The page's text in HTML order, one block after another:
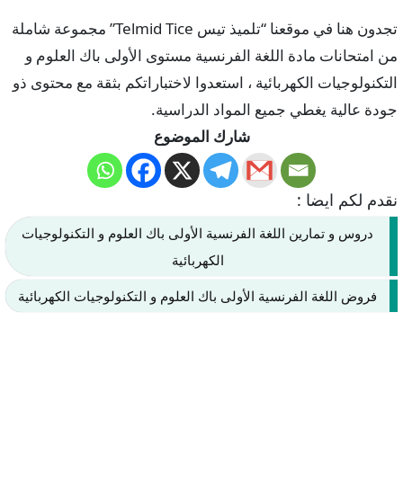
تجدون هنا في موقعنا “تلميذ تيس Telmid Tice” مجموعة شاملة
من امتحانات مادة اللغة الفرنسية مستوى الأولى باك العلوم و
التكنولوجيات الكهربائية ، استعدوا لاختباراتكم بثقة مع محتوى ذو
جودة عالية يغطي جميع المواد الدراسية.
شارك الموضوع
نقدم لكم ايضا :
دروس و تمارين اللغة الفرنسية الأولى باك العلوم و التكنولوجيات
الكهربائية
فروض اللغة الفرنسية الأولى باك العلوم و التكنولوجيات الكهربائية